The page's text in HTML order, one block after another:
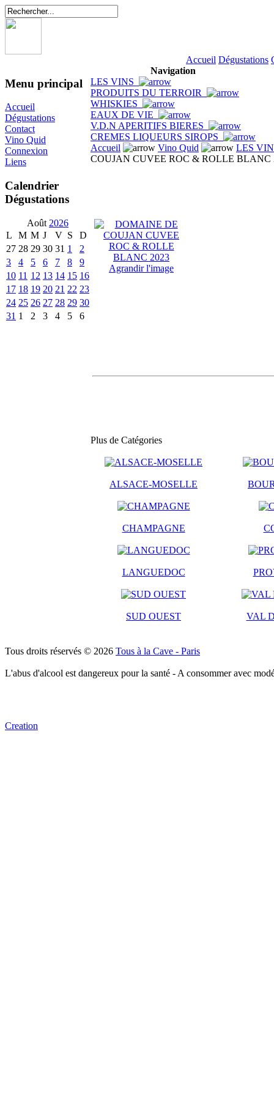
Accueil Dégustations
Menu principal
Accueil
Dégustations
Contact
Vino Quid
Connexion
Liens
Calendrier
Dégustations
Août 2026
L
M M J V S
D
27 28 29 30 31 1
2
3
4 5 6 7 8
9
10 11 12 13 14 15 16
17 18 19 20 21 22 23
24 25 26 27 28 29 30
31 1 2 3 4 5 6
Navigation
LES VINS
PRODUITS DU TERROIR
WHISKIES
EAUX DE VIE
V.D.N APERITIFS BIERES
CREMES LIQUEURS SIROPS
Accueil
Vino Quid
LES
COUJAN CUVEE ROC & ROLLE BLANC
Agrandir l'image
Plus de Catégories
ALSACE-MOSELLE
CHAMPAGNE
LANGUEDOC
SUD OUEST VAL
Tous droits réservés © 2026 Tous à la Cave - Paris
L'abus d'alcool est dangereux pour la santé - A consommer avec
Creation